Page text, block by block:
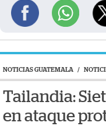
NOTICIAS GUATEMALA /
Tailandia:
en ataque